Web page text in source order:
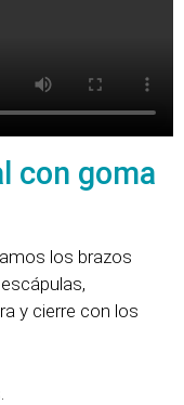
con goma
los brazos
y cierre con los